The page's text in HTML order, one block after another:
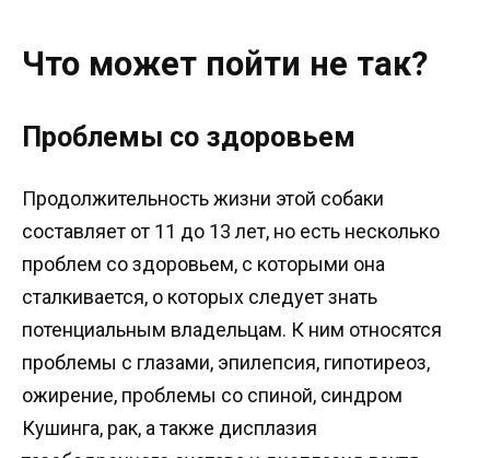
Что может пойти не так?
Проблемы со здоровьем
Продолжительность жизни этой собаки
составляет от 11 до 13 лет, но есть несколько
проблем со здоровьем, с которыми она
сталкивается, о которых следует знать
потенциальным владельцам. К ним относятся
проблемы с глазами, эпилепсия, гипотиреоз,
ожирение, проблемы со спиной, синдром
Кушинга, рак, а также дисплазия